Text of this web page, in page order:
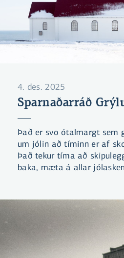
4. des. 2025
Sparnaðarráð
Það er svo ótalmargt sem
um jólin að tíminn er af
Það tekur tíma að
baka, mæta á allar
saumaklúbbnum ...
tíma fyrir þetta allt? Við